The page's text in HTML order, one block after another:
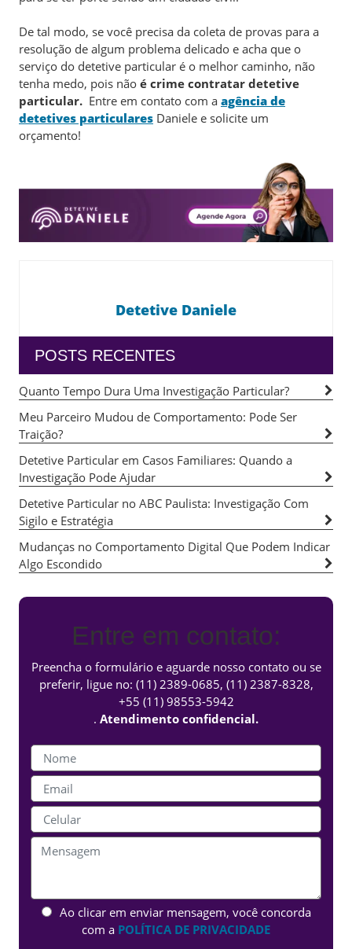
De tal modo, se você precisa da coleta de provas para a
resolução de algum problema delicado e acha que o
serviço do detetive particular é o melhor caminho, não
tenha medo, pois não é crime contratar detetive
particular. Entre em contato com a agência de
detetives particulares Daniele e solicite um
orçamento!
Detetive Daniele
POSTS RECENTES
Quanto Tempo Dura Uma Investigação Particular?
Meu Parceiro Mudou de Comportamento: Pode Ser
Traição?
Detetive Particular em Casos Familiares: Quando a
Investigação Pode Ajudar
Detetive Particular no ABC Paulista: Investigação Com
Sigilo e Estratégia
Mudanças no Comportamento Digital Que Podem Indicar
Algo Escondido
Entre em contato:
Preencha o formulário e aguarde nosso contato ou se
preferir, ligue no: (11) 2389-0685, (11) 2387-8328,
+55 (11) 98553-5942
. Atendimento confidencial.
Ao clicar em enviar mensagem, você concorda
com a POLÍTICA DE PRIVACIDADE